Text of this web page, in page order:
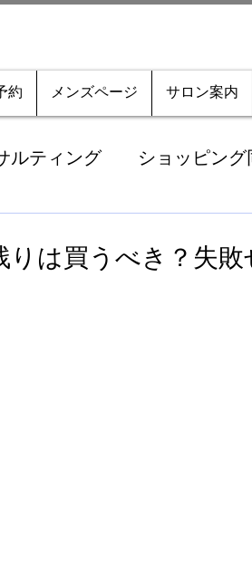
約 メンズページ サロン案内
ルティング ショッピング
い・日々のあれこれ
りは買うべき？失